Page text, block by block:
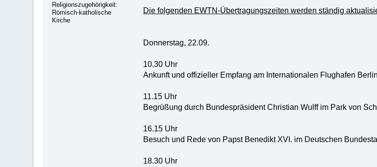
Religionszugehörigkeit:
Römisch-katholische
Kirche
Die folgenden EWTN-Übertragungszeiten werden ständig
Donnerstag, 22.09.
10.30 Uhr
Ankunft und offizieller Empfang am Internationalen Flughafen
11.15 Uhr
Begrüßung durch Bundespräsident Christian Wulff im Park von
16.15 Uhr
Besuch und Rede von Papst Benedikt XVI. im Deutschen
18.30 Uhr